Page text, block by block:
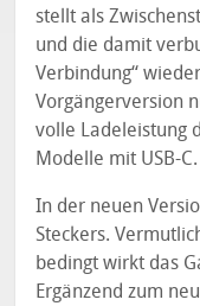
stellt als
und die damit
Verbindung“
Vorgängerversion
volle Ladeleistung
Modelle mit USB-C.
In der neuen
Steckers.
bedingt wirkt das
Ergänzend zum